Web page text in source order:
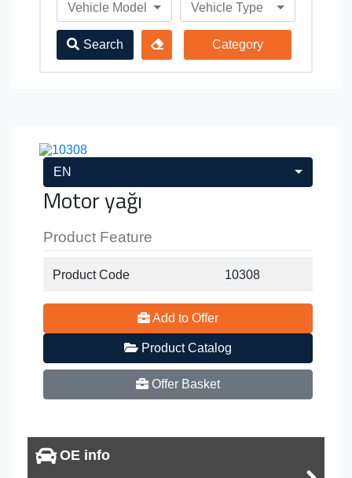
Vehicle Model Vehicle Type
Search Category
EN
Motor yağı
Product Feature
Product Code 10308
Add to Offer
Product Catalog
Offer Basket
OE info